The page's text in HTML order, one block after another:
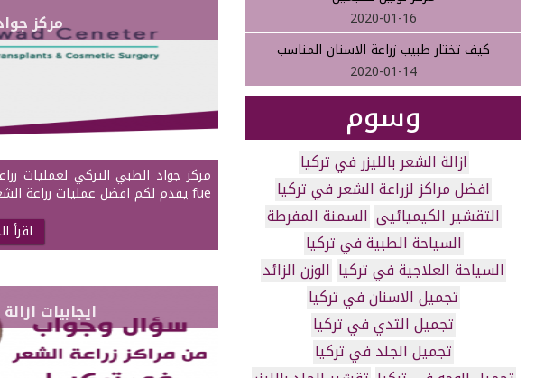
2020-01-16
كيف تختار طبيب زراعة الاسنان المناسب
2020-01-14
وسوم
ازالة الشعر بالليزر في تركيا
افضل مراكز لزراعة الشعر في تركيا
التقشير الكيميائيى السمنة المفرطة
السياحة الطبية في تركيا
السياحة العلاجية في تركيا الوزن الزائد
تجميل الاسنان في تركيا
تجميل الثدي في تركيا
تجميل الجلد في تركيا
مركز
مركز جواد الطبي التركي لعمليات
fue يقدم لكم افضل عمليات زراعة الشعر مع طاقم …
اقرأ
ايجابيات